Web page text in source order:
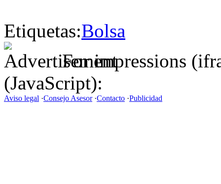
Etiquetas:Bolsa
For impressions
(JavaScript):
Aviso legal ·Consejo Asesor·Contacto ·Publicidad